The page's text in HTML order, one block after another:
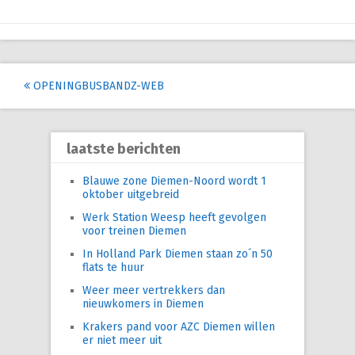
Post
navigation
OPENINGBUSBANDZ-WEB
laatste berichten
Blauwe zone Diemen-Noord wordt 1
oktober uitgebreid
Werk Station Weesp heeft gevolgen
voor treinen Diemen
In Holland Park Diemen staan zo´n 50
flats te huur
Weer meer vertrekkers dan
nieuwkomers in Diemen
Krakers pand voor AZC Diemen willen
er niet meer uit